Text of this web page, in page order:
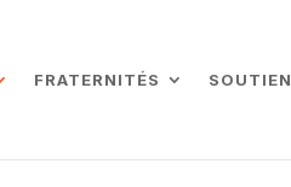
FRATERNITÉS SOUTIEN